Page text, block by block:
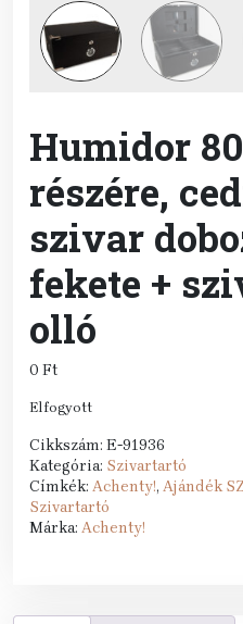
Humidor
részére,
szivar
fekete +
olló
0 Ft
Elfogyott
Cikkszám: E-91936
Kategória: Szivartartó
Címkék: Achenty!, Ajándék
Szivartartó
Márka: Achenty!